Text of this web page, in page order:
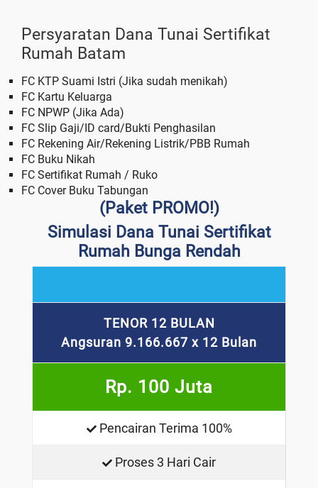
Persyaratan Dana Tunai Sertifikat
Rumah Batam
FC KTP Suami Istri (Jika sudah menikah)
FC Kartu Keluarga
FC NPWP (Jika Ada)
FC Slip Gaji/ID card/Bukti Penghasilan
FC Rekening Air/Rekening Listrik/PBB Rumah
FC Buku Nikah
FC Sertifikat Rumah / Ruko
FC Cover Buku Tabungan
(Paket PROMO!)
Simulasi Dana Tunai Sertifikat
Rumah Bunga Rendah
TENOR 12 BULAN
Angsuran 9.166.667 x 12 Bulan
Rp. 100 Juta
Pencairan Terima 100%
Proses 3 Hari Cair